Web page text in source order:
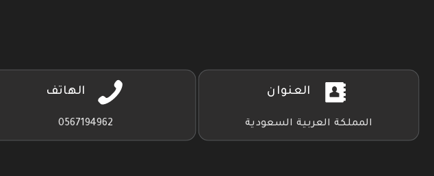
العنوان
المملكة العربية السعودية
الهاتف
0567194962